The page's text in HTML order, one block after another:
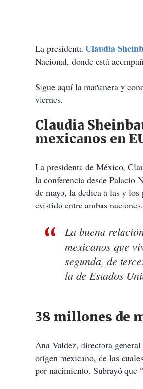
La presidenta Claudia
Nacional, donde está
Sigue aquí la mañanera y
viernes.
Claudia
mexicanos en
La presidenta de México,
la conferencia desde Palacio
de mayo, la dedica a las y
existido entre ambas naciones.
La buena
mexicanos que
segunda, de
la de Estados
38 millones de
Ana Valdez, directora
origen mexicano, de las
por nacimiento. Subrayó que